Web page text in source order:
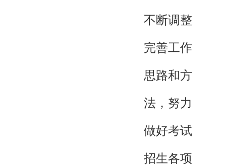
不断调整
完善工作
思路和方
法，努力
做好考试
招生各项